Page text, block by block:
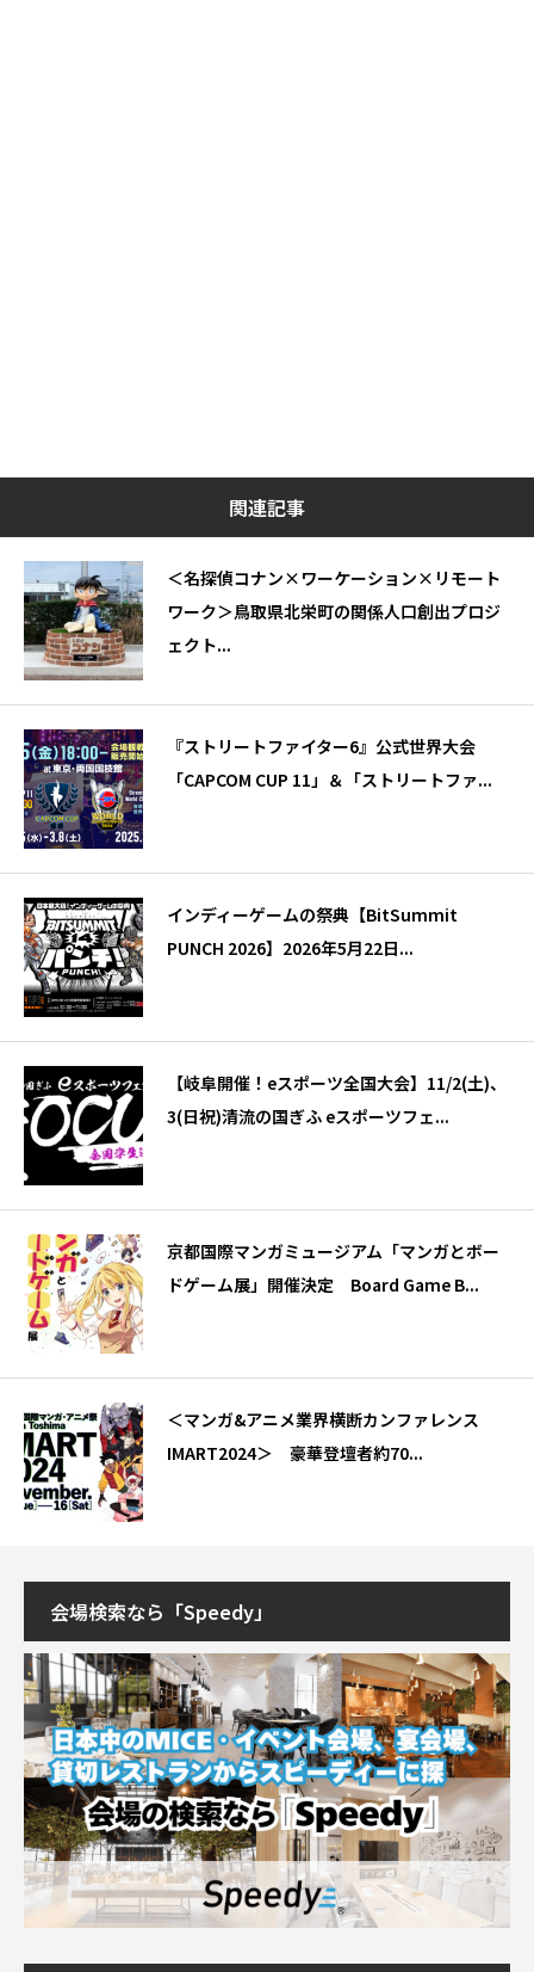
関連記事
＜名探偵コナン×ワーケーション×リモート
ワーク＞鳥取県北栄町の関係人口創出プロジ
ェクト...
『ストリートファイター6』公式世界大会
「CAPCOM CUP 11」＆「ストリートファ...
インディーゲームの祭典【BitSummit
PUNCH 2026】2026年5月22日...
【岐阜開催！eスポーツ全国大会】11/2(土)、
3(日祝)清流の国ぎふ eスポーツフェ...
京都国際マンガミュージアム「マンガとボー
ドゲーム展」開催決定 Board Game B...
＜マンガ&アニメ業界横断カンファレンス
IMART2024＞ 豪華登壇者約70...
会場検索なら「Speedy」